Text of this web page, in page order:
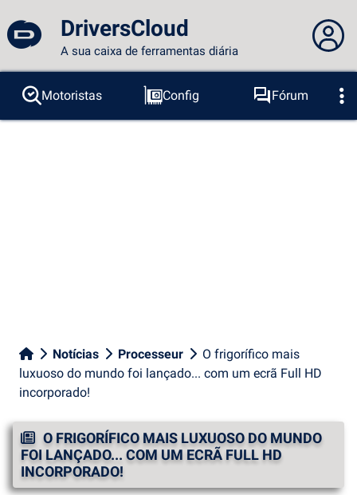
DriversCloud
A sua caixa de ferramentas diária
Você não está logado...
Acesso ao site
Motoristas Config
Fórum
Sondas
BSOD Ferramentas
Notícias Processeur
O frigorífico mais
luxuoso do mundo foi lançado... com um ecrã Full HD
incorporado!
O FRIGORÍFICO MAIS LUXUOSO DO MUNDO
FOI LANÇADO... COM UM ECRÃ FULL HD
INCORPORADO!